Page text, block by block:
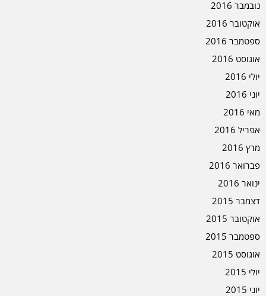
נובמבר 2016
אוקטובר 2016
ספטמבר 2016
אוגוסט 2016
יולי 2016
יוני 2016
מאי 2016
אפריל 2016
מרץ 2016
פברואר 2016
ינואר 2016
דצמבר 2015
אוקטובר 2015
ספטמבר 2015
אוגוסט 2015
יולי 2015
יוני 2015